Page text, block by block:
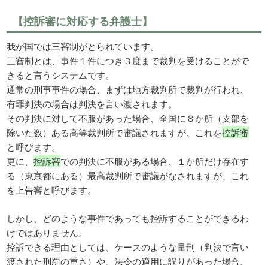
【控訴審に対応する弁護士】
我が国では三審制がとられています。
三審制とは、事件１件につき３度まで裁判を受けることがで
きると言うシステムです。
通常の刑事事件の場合、まずは地方裁判所で裁判が行われ、
有罪判決の場合は判決を言い渡されます。
その判決に対して不服があった場合、全国に８か所（支部を
除いた数）ある高等裁判所で審議されますが、これを控訴審
と呼びます。
更に、控訴審での判決に不服がある場合、１か所だけ存在す
る（東京都にある）最高裁判所で審議がなされますが、これ
を上告審と呼びます。
しかし、どのような事件であっても控訴することができるわ
けではありません。
控訴できる理由としては、ケースのような量刑（判決で言い
渡された刑罰の重さ）や、法令の適用に誤りがあった場合、